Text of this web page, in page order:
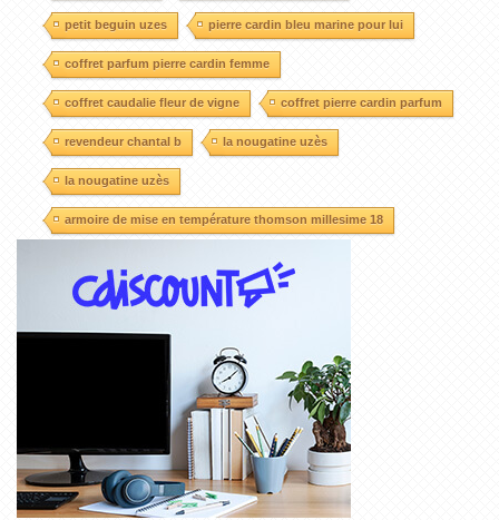
petit beguin uzes pierre cardin bleu marine pour lui
coffret parfum pierre cardin femme
coffret caudalie fleur de vigne coffret pierre cardin parfum
revendeur chantal b la nougatine uzès
la nougatine uzès
armoire de mise en température thomson millesime 18